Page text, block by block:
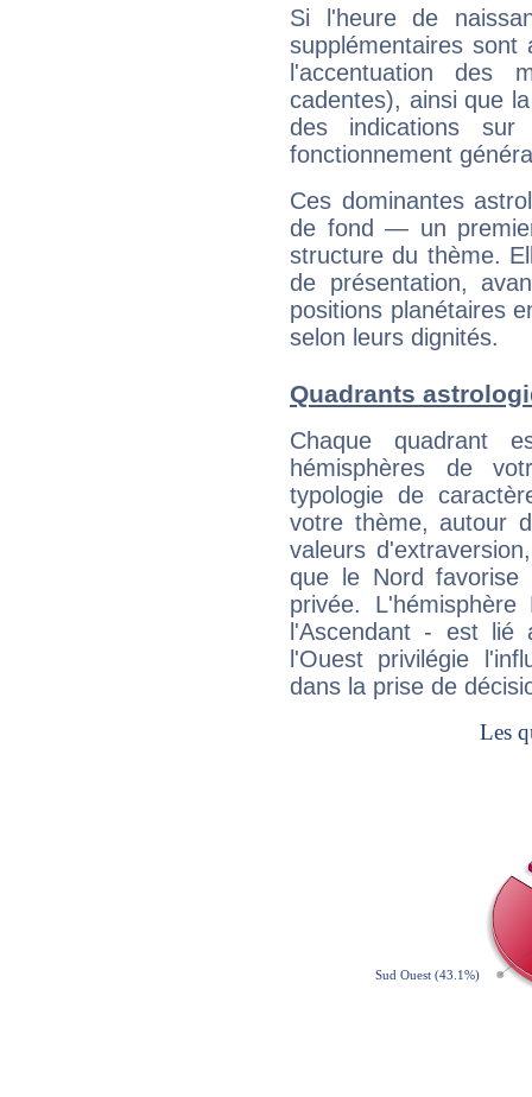
Si l'heure de
supplémentaires sont
l'accentuation des
cadentes), ainsi que
des indications sur
fonctionnement
Ces dominantes
de fond — un
structure du thème.
de présentation,
positions planétaires
selon leurs dignités.
Quadrants
Chaque quadrant
hémisphères de
typologie de
votre thème, autour
valeurs
que le Nord favorise
privée.
l'Ascendant - est
l'Ouest privilégie
dans la prise de